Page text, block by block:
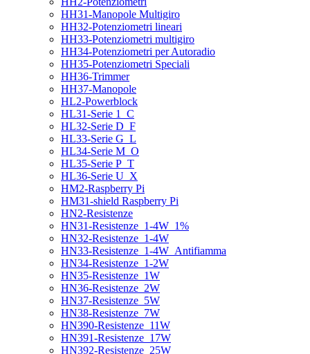
HH31-Manopole Multigiro
HH32-Potenziometri lineari
HH33-Potenziometri multigiro
HH34-Potenziometri per Autoradio
HH35-Potenziometri Speciali
HH36-Trimmer
HH37-Manopole
HL2-Powerblock
HL31-Serie 1_C
HL32-Serie D_F
HL33-Serie G_L
HL34-Serie M_O
HL35-Serie P_T
HL36-Serie U_X
HM2-Raspberry Pi
HM31-shield Raspberry Pi
HN2-Resistenze
HN31-Resistenze_1-4W_1%
HN32-Resistenze_1-4W
HN33-Resistenze_1-4W_Antifiamma
HN34-Resistenze_1-2W
HN35-Resistenze_1W
HN36-Resistenze_2W
HN37-Resistenze_5W
HN38-Resistenze_7W
HN390-Resistenze_11W
HN391-Resistenze_17W
HN392-Resistenze_25W